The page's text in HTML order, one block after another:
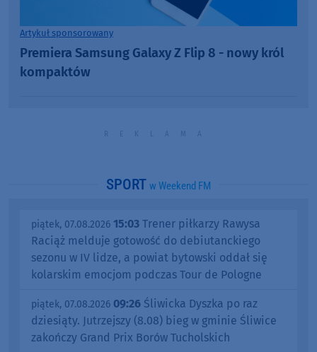
Artykuł sponsorowany
Premiera Samsung Galaxy Z Flip 8 - nowy król
kompaktów
SPORT w Weekend FM
piątek, 07.08.2026 15:03 Trener piłkarzy Rawysa
Raciąż melduje gotowość do debiutanckiego
sezonu w IV lidze, a powiat bytowski oddał się
kolarskim emocjom podczas Tour de Pologne
piątek, 07.08.2026 09:26 Śliwicka Dyszka po raz
dziesiąty. Jutrzejszy (8.08) bieg w gminie Śliwice
zakończy Grand Prix Borów Tucholskich